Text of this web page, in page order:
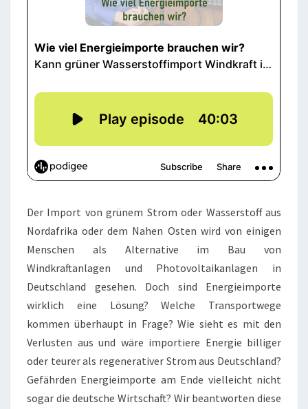
Der Import von grünem Strom oder Wasserstoff aus
Nordafrika oder dem Nahen Osten wird von einigen
Menschen als Alternative im Bau von
Windkraftanlagen und Photovoltaikanlagen in
Deutschland gesehen. Doch sind Energieimporte
wirklich eine Lösung? Welche Transportwege
kommen überhaupt in Frage? Wie sieht es mit den
Verlusten aus und wäre importiere Energie billiger
oder teurer als regenerativer Strom aus Deutschland?
Gefährden Energieimporte am Ende vielleicht nicht
sogar die deutsche Wirtschaft? Wir beantworten diese